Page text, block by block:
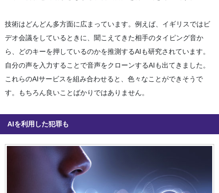
技術はどんどん多方面に広まっています。例えば、イギリスではビ
デオ会議をしているときに、聞こえてきた相手のタイピング音か
ら、どのキーを押しているのかを推測するAIも研究されています。
自分の声を入力することで音声をクローンするAIも出てきました。
これらのAIサービスを組み合わせると、色々なことができそうで
す。もちろん良いことばかりではありません。
AIを利用した犯罪も